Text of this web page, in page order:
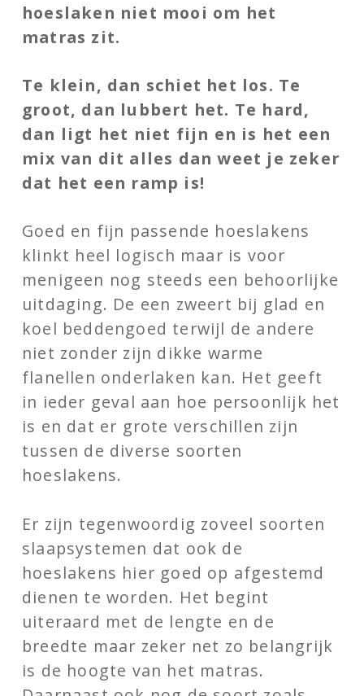
hoeslaken niet mooi om het
matras zit.
Te klein, dan schiet het los. Te
groot, dan lubbert het. Te hard,
dan ligt het niet fijn en is het een
mix van dit alles dan weet je zeker
dat het een ramp is!
Goed en fijn passende hoeslakens
klinkt heel logisch maar is voor
menigeen nog steeds een behoorlijke
uitdaging. De een zweert bij glad en
koel beddengoed terwijl de andere
niet zonder zijn dikke warme
flanellen onderlaken kan. Het geeft
in ieder geval aan hoe persoonlijk het
is en dat er grote verschillen zijn
tussen de diverse soorten
hoeslakens.
Er zijn tegenwoordig zoveel soorten
slaapsystemen dat ook de
hoeslakens hier goed op afgestemd
dienen te worden. Het begint
uiteraard met de lengte en de
breedte maar zeker net zo belangrijk
is de hoogte van het matras.